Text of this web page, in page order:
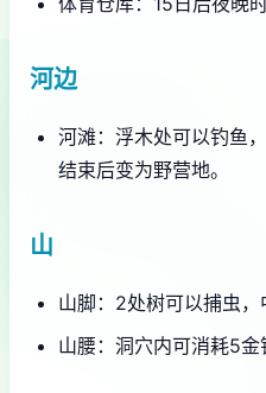
河边
河滩：浮木处可以钓鱼
结束后变为野营地。
山
山脚：2处树可以捕虫
山腰：洞穴内可消耗5金